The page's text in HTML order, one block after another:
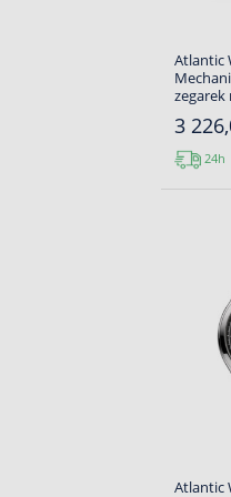
Atlantic
zegarek
3
24h
Atlantic